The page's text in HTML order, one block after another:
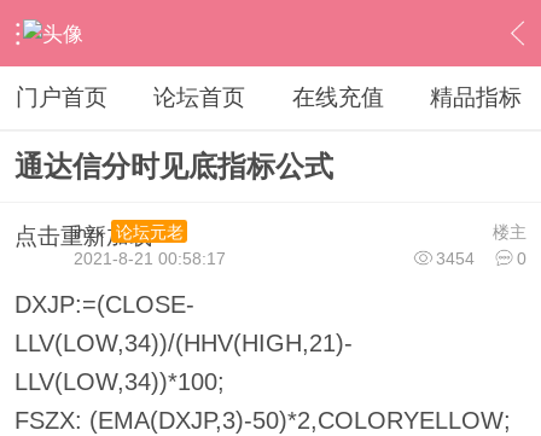
› 通达信指标公式 › 分时指标公式 › 内容
门户首页 论坛首页 在线充值 精品指标
通达信分时见底指标公式
点击重新加载 楼主
ihzx
论坛元老
3454
0
2021-8-21 00:58:17
DXJP:=(CLOSE-
LLV(LOW,34))/(HHV(HIGH,21)-
LLV(LOW,34))*100;
FSZX: (EMA(DXJP,3)-50)*2,COLORYELLOW;